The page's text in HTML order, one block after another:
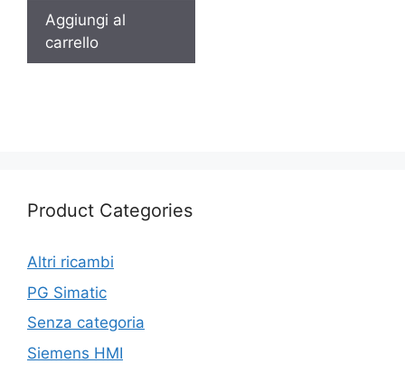
Aggiungi al
carrello
Product Categories
Altri ricambi
PG Simatic
Senza categoria
Siemens HMI